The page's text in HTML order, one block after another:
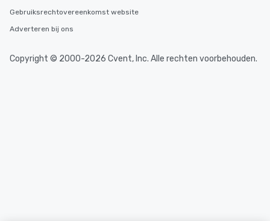
Gebruiksrechtovereenkomst website
Adverteren bij ons
Copyright © 2000-2026 Cvent, Inc. Alle rechten voorbehouden.